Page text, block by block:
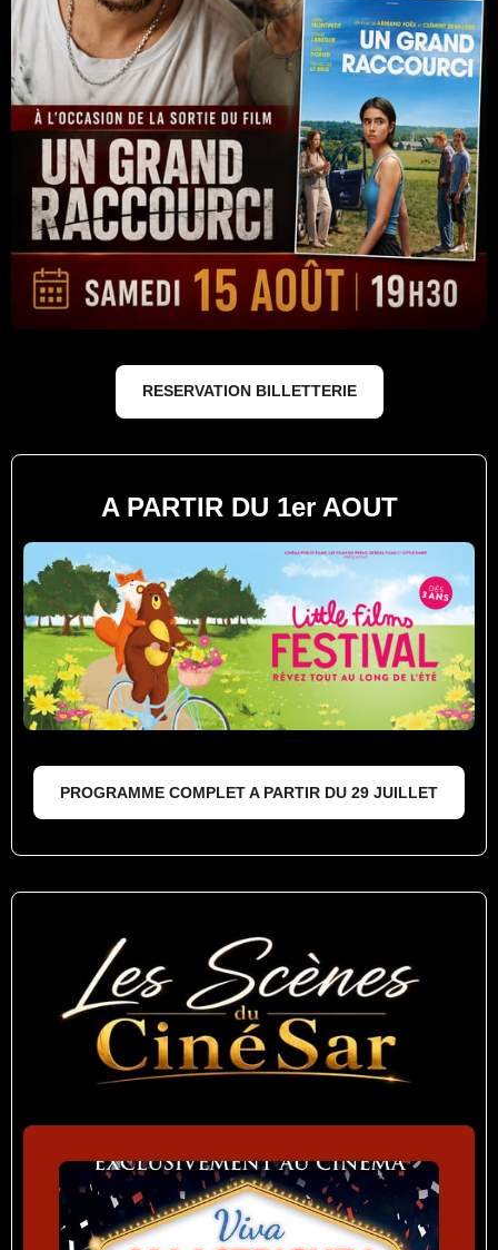
RESERVATION BILLETTERIE
A PARTIR DU 1er AOUT
PROGRAMME COMPLET A PARTIR DU 29 JUILLET